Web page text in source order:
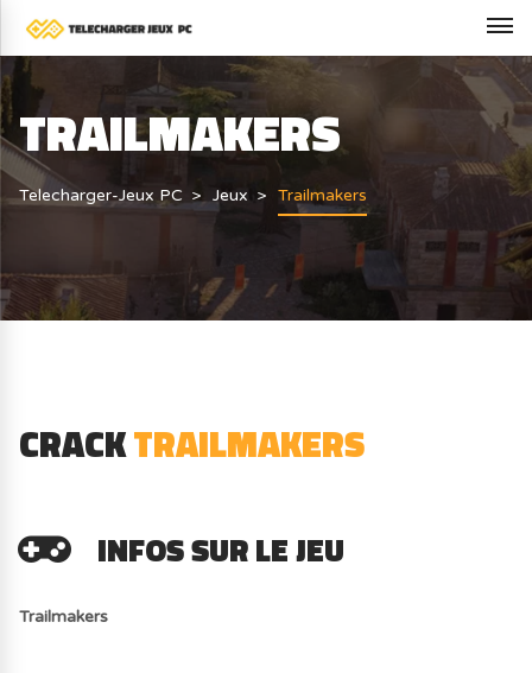
TRAILMAKERS
Telecharger-Jeux PC Jeux Trailmakers
CRACKTRAILMAKERS
INFOS SUR LE JEU
Trailmakers